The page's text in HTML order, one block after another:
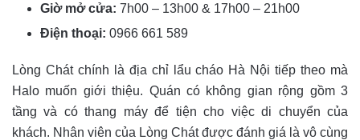
Giờ mở cửa: 7h00 – 13h00 & 17h00 – 21h00
Điện thoại: 0966 661 589
Lòng Chát chính là địa chỉ lẩu cháo Hà Nội tiếp theo mà
Halo muốn giới thiệu. Quán có không gian rộng gồm 3
tầng và có thang máy để tiện cho việc di chuyển của
khách. Nhân viên của Lòng Chát được đánh giá là vô cùng